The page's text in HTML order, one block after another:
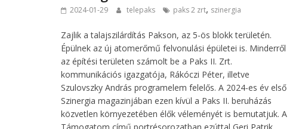
2024-01-29 telepaks paks 2 zrt, szinergia
Zajlik a talajszilárdítás Pakson, az 5-ös blokk területén.
Épülnek az új atomerőmű felvonulási épületei is. Minderről
az építési területen számolt be a Paks II. Zrt.
kommunikációs igazgatója, Rákóczi Péter, illetve
Szulovszky András programelem felelős. A 2024-es év első
Szinergia magazinjában ezen kívül a Paks II. beruházás
közvetlen környezetében élők véleményét is bemutatjuk. A